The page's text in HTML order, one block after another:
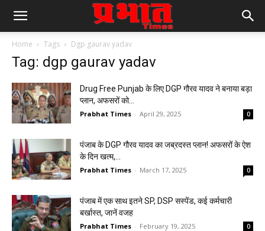
Home Tags Dgp gaurav yadav
Tag: dgp gaurav yadav
Drug Free Punjab के लिए DGP गौरव यादव ने बनाया बड़ा
प्लान, अफसरों को...
Prabhat Times - April 29, 2025 0
पंजाब के DGP गौरव यादव का जब्रदस्त प्लान! अफसरों के ऐश
के दिन खत्म,...
Prabhat Times - March 17, 2025 0
पंजाब में एक साथ इतने SP, DSP सस्पेंड, कई कर्मचारी
बर्खास्त, जानें वजह
Prabhat Times - February 19, 2025 0